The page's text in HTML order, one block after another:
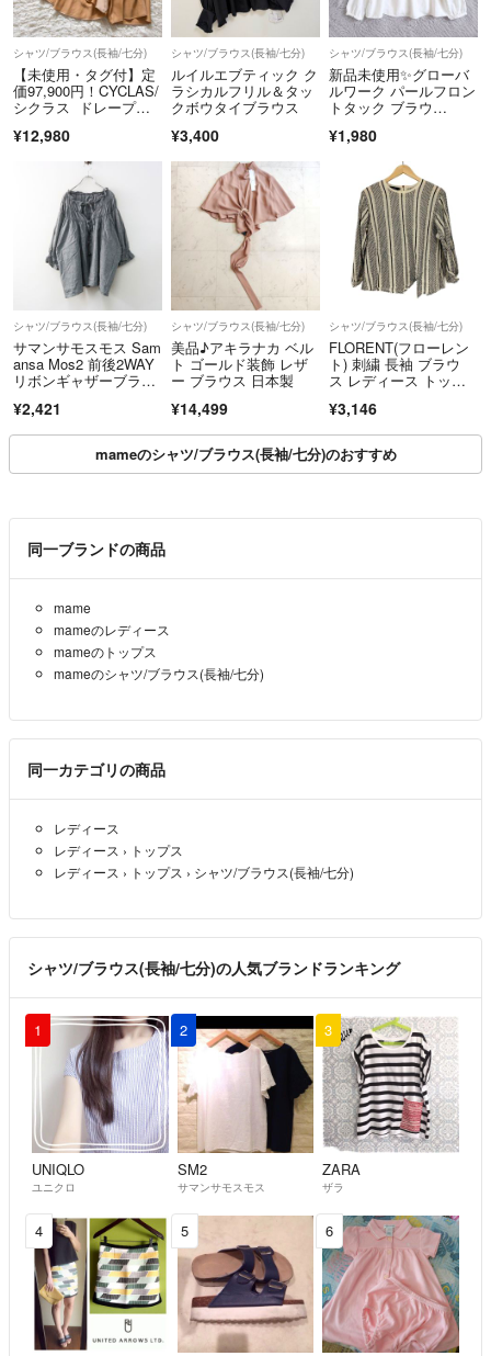
シャツ/ブラウス(長袖/七分)
【未使用・タグ付】定
価97,900円！CYCLAS/
シクラス ドレープカ
¥12,980
シャツ/ブラウス(長袖/七分)
ルイルエブティック ク
ラシカルフリル＆タッ
クボウタイブラウス
¥3,400
シャツ/ブラウス(長袖/七分)
新品未使用✨️グローバ
ルワーク パールフロン
トタック ブラウ
¥1,980
シャツ/ブラウス(長袖/七分)
サマンサモスモス Sam
ansa Mos2 前後2WAY
リボンギャザーブラウ
ス ギャザー 長袖 フリ
ル【2400015111292】
¥2,421
シャツ/ブラウス(長袖/七分)
美品♪アキラナカ ベル
ト ゴールド装飾 レザ
ー ブラウス 日本製
¥14,499
シャツ/ブラウス(長袖/七分)
FLORENT(フローレン
ト) 刺繍 長袖 ブラウ
ス レディース トップ
¥3,146
mameのシャツ/ブラウス(長袖/七分)のおすすめ
同一ブランドの商品
mame
mameのレディース
mameのトップス
mameのシャツ/ブラウス(長袖/七分)
同一カテゴリの商品
レディース
レディース › トップス
レディース › トップス › シャツ/ブラウス(長袖/七分)
シャツ/ブラウス(長袖/七分)の人気ブランドランキング
1
UNIQLO
ユニクロ
2
SM2
サマンサモスモス
3
ZARA
ザラ
4 5 6